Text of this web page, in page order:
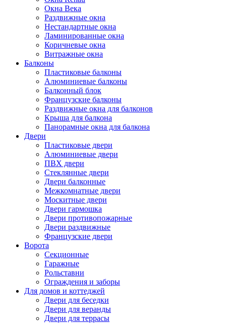
Окна Века
Раздвижные окна
Нестандартные окна
Ламинированные окна
Коричневые окна
Витражные окна
Балконы
Пластиковые балконы
Алюминиевые балконы
Балконный блок
Французские балконы
Раздвижные окна для балконов
Крыша для балкона
Панорамные окна для балкона
Двери
Пластиковые двери
Алюминиевые двери
ПВХ двери
Стеклянные двери
Двери балконные
Межкомнатные двери
Москитные двери
Двери гармошка
Двери противопожарные
Двери раздвижные
Французские двери
Ворота
Секционные
Гаражные
Рольставни
Ограждения и заборы
Для домов и коттеджей
Двери для беседки
Двери для веранды
Двери для террасы